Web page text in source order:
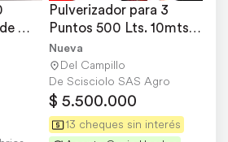
Pulverizador para 3
Puntos 500 Lts. 10mts.
TU 513 HE Famaco
Nueva
Del Campillo
De Scisciolo SAS Agro
$ 5.500.000
13 cheques sin interés